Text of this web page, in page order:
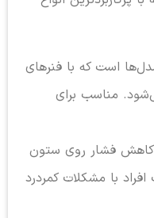
است که با فنرهای
مناسب برای
فشار روی ستون
با مشکلات کمردرد